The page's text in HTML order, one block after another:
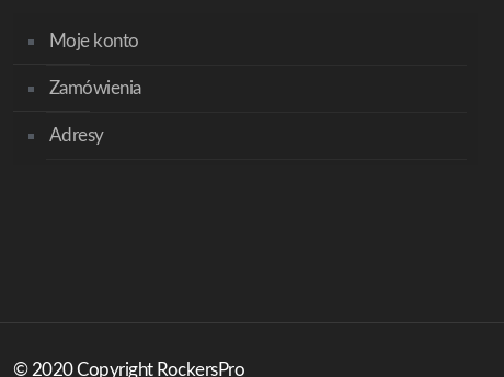
Moje konto
Zamówienia
Adresy
© 2020 Copyright RockersPro